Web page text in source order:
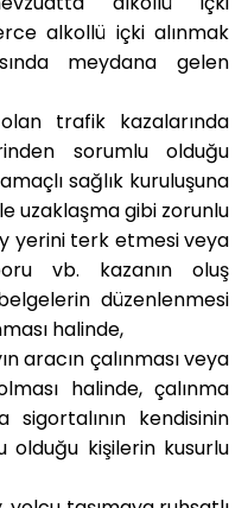
alkollü içki alınmak
meydana gelen
trafik kazalarında
sorumlu olduğu
sağlık kuruluşuna
uzaklaşma gibi zorunlu
yerini terk etmesi veya
vb. kazanın oluş
düzenlenmesi
halinde,
aracın çalınması veya
halinde, çalınma
kendisinin
olduğu kişilerin kusurlu